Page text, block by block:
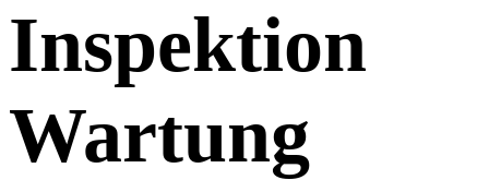
Inspektion
Wartung